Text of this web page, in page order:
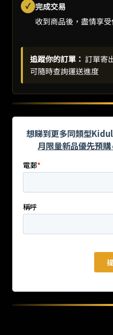
✓ 完成交易
收到商品後，盡情享受
追蹤你的訂單： 訂單寄
可隨時查詢運送進度